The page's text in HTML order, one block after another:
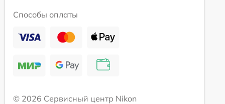
Способы оплаты
© 2026 Сервисный центр Nikon